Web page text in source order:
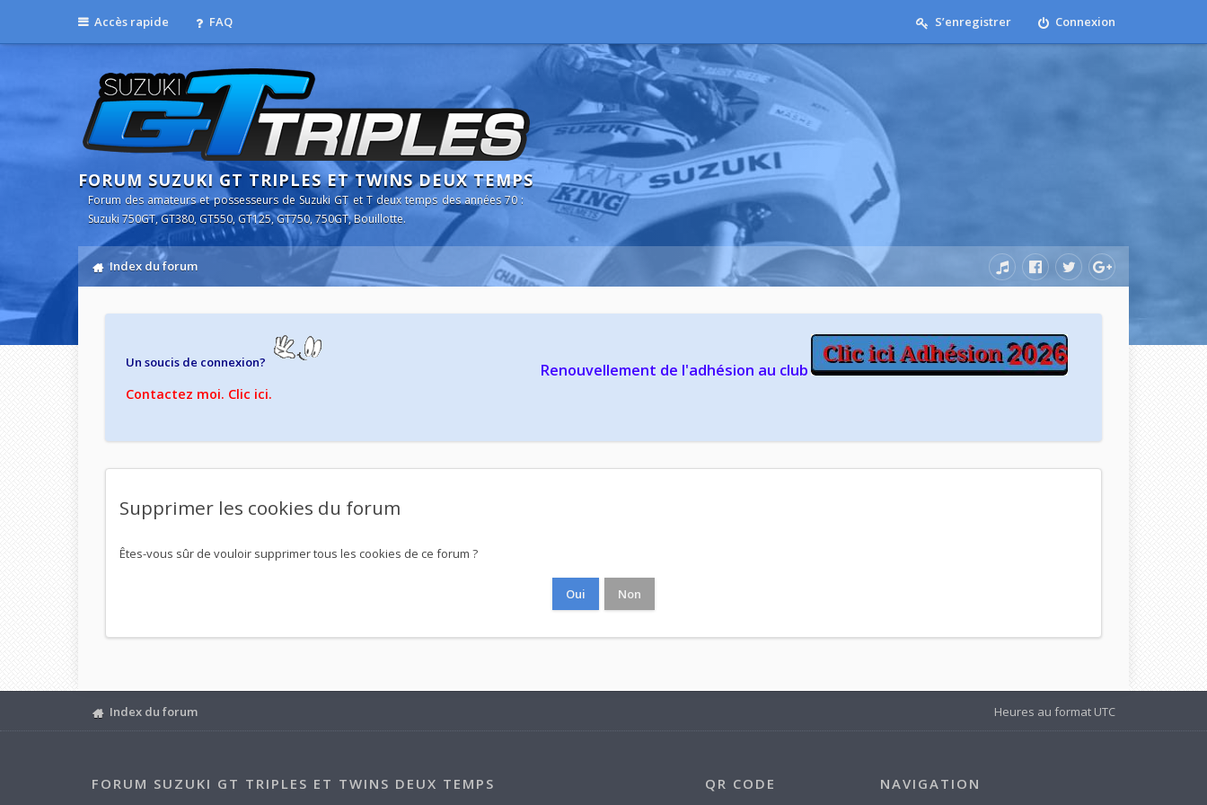
Accès rapide FAQ Connexion
S’enregistrer
FORUM SUZUKI GT TRIPLES ET TWINS DEUX TEMPS
Forum des amateurs et possesseurs de Suzuki GT et T deux temps des années 70 :
Suzuki 750GT, GT380, GT550, GT125, GT750, 750GT, Bouillotte.
Index du forum
Un soucis de connexion?
Contactez moi. Clic ici.
Renouvellement de l'adhésion au club
Supprimer les cookies du forum
Êtes-vous sûr de vouloir supprimer tous les cookies de ce forum ?
Index du forum Heures au format UTC
FORUM SUZUKI GT TRIPLES ET TWINS DEUX TEMPS QR CODE NAVIGATION